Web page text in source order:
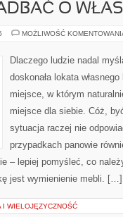
O
MOŻLIWOŚĆ
Dlaczego ludzie nadal
doskonała lokata
miejsce, w którym
miejsce dla siebie. Cóż,
sytuacja raczej nie
przypadkach panowie
– lepiej pomyśleć, co
jest wymienienie mebli. […]
I WIELOJĘZYCZNOŚĆ